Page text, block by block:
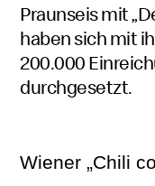
Praunseis mit
haben sich mit
200.000
durchgesetzt.
Wiener „Chili